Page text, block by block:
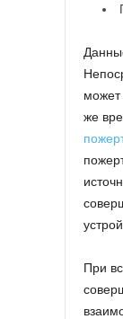
может
же
При